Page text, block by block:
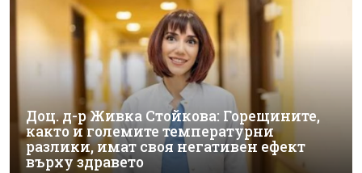
Доц. д-р Живка Стойкова: Горещините,
както и големите температурни
разлики, имат своя негативен ефект
върху здравето